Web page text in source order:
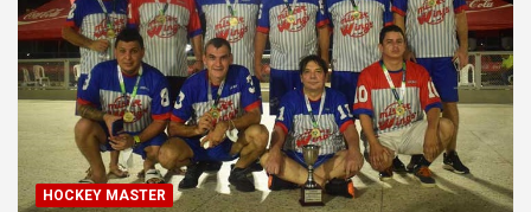
HOCKEY MASTER